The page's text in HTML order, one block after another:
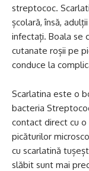
streptococ.
școlară, însă,
infectați. Boala se
cutanate roșii pe
conduce la
Scarlatina este o
bacteria
contact direct cu
picăturilor
cu scarlatină
slăbit sunt mai